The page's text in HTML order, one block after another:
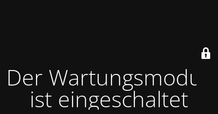
Der Wartungsmodus
ist eingeschaltet